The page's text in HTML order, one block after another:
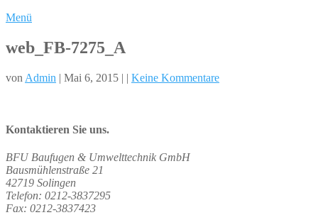
Menü
web_FB-7275_A
von Admin | Mai 6, 2015 | | Keine Kommentare
Kontaktieren Sie uns.
BFU Baufugen & Umwelttechnik GmbH
Bausmühlenstraße 21
42719 Solingen
Telefon: 0212-3837295
Fax: 0212-3837423